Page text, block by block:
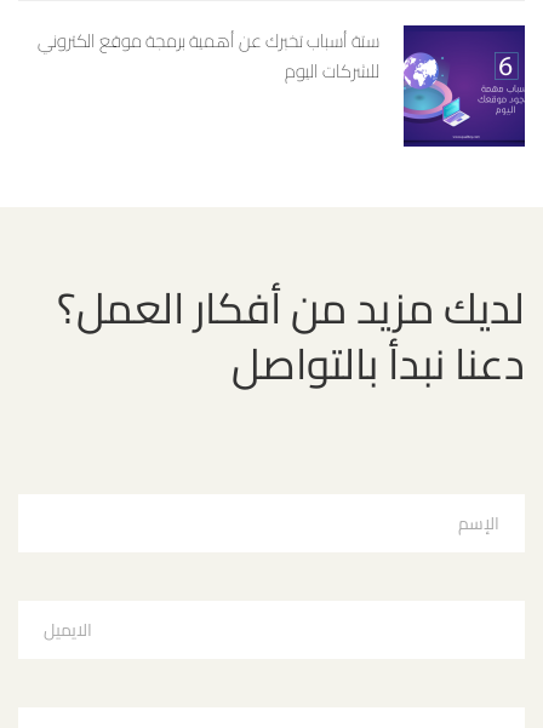
ستة أسباب تخبرك عن أهمية برمجة موقع الكتروني
للشركات اليوم
لديك مزيد من أفكار العمل؟
دعنا نبدأ بالتواصل